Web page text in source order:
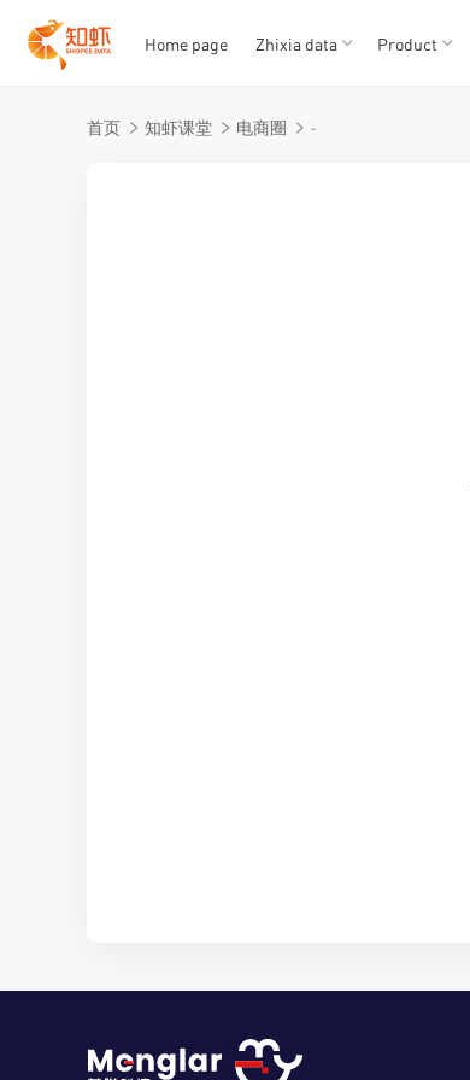
Home page Zhixia data Product
首页 知虾课堂 电商圈 -